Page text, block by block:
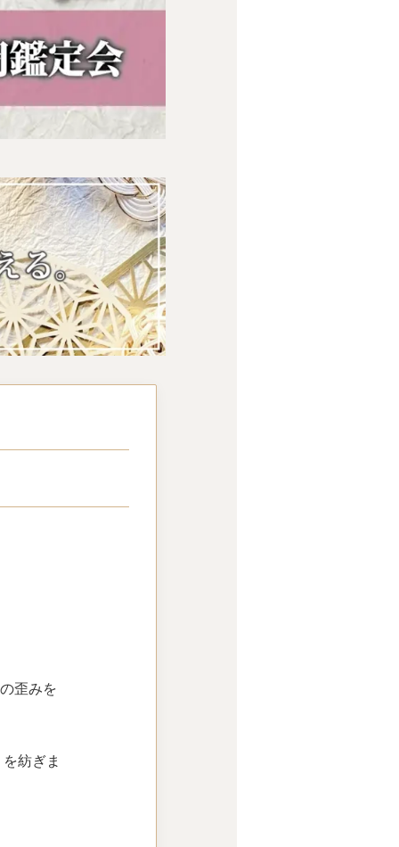
歪みを
を紡ぎま